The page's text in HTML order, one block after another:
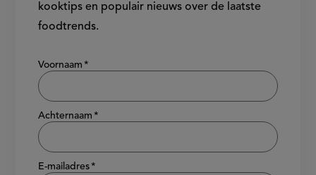
kooktips en populair nieuws over de laatste
foodtrends.
Show/hide
Voornaam
Achternaam
E-mailadres